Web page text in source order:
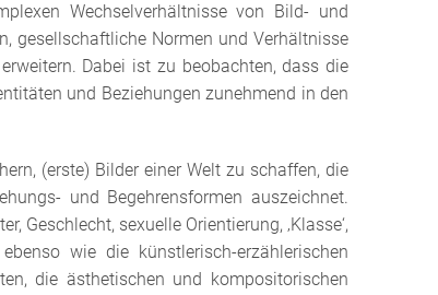
Wechselverhältnisse von Bild- und
gesellschaftliche Normen und Verhältnisse
Dabei ist zu beobachten, dass die
und Beziehungen zunehmend in den
(erste) Bilder einer Welt zu schaffen, die
und Begehrensformen auszeichnet.
Geschlecht, sexuelle Orientierung, ‚Klasse‘,
wie die künstlerisch-erzählerischen
die ästhetischen und kompositorischen